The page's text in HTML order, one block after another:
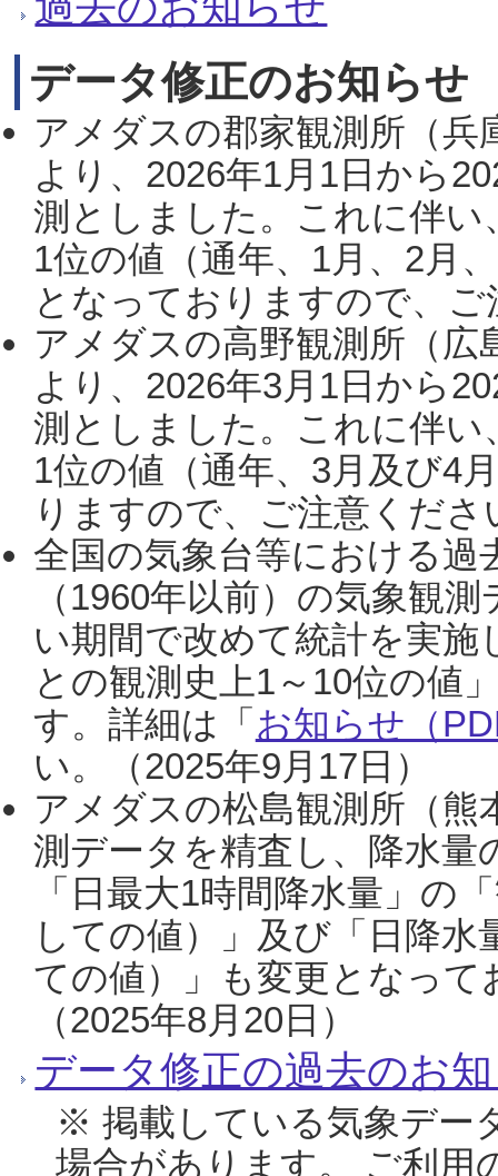
データ修正のお知らせ
アメダスの郡家観測所（
より、2026年1月1日から
測としました。これに伴い
1位の値（通年、1月、2月
となっておりますので、
アメダスの高野観測所（
より、2026年3月1日から
測としました。これに伴い
1位の値（通年、3月及び4
りますので、ご注意くだ
全国の気象台等における過
（1960年以前）の気象観
い期間で改めて統計を実
との観測史上1～10位の値
す。詳細は「 お知らせ（
い。（2025年9月17日）
アメダスの松島観測所（熊
測データを精査し、降水
「日最大1時間降水量」の
しての値）」及び「日降
ての値）」も変更となっ
（2025年8月20日）
データ修正の過去のお
※ 掲載している気象デー
場合があります。 ご利用